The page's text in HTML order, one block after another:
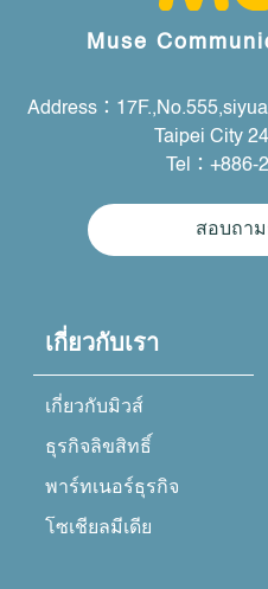
Muse
Address：
Taipei City
Tel：+886-
สอบถา
เกี่ยวกับเรา
เกี่ยวกับมิวส์
ธุรกิจลิขสิทธิ์
พาร์ทเนอร์ธุรกิจ
โซเชียลมีเดีย